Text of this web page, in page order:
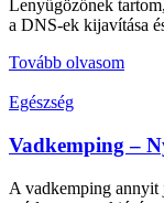
Lenyűgözőnek
a DNS-ek kijavítása
Tovább olvasom
Egészség
Vadkemping –
A vadkemping